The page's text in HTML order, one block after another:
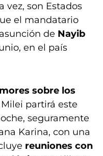
vez, son Estados
el mandatario
de Nayib
en el país
sobre los
Milei partirá este
seguramente
Karina, con una
reuniones con